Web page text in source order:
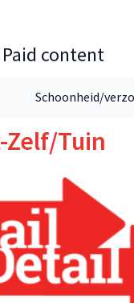
Schoonheid/
content
Zelf/Tuin